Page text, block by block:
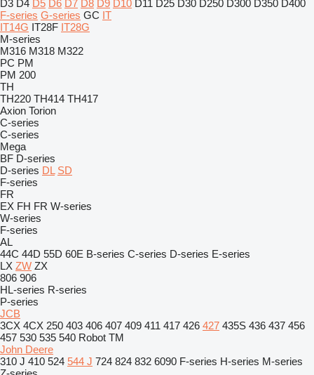
D3 D4 D5 D6 D7 D8 D9 D10 D11 D25 D30 D250 D300 D350 D400
F-series G-series GC IT
IT14G IT28F IT28G
M-series
M316 M318 M322
PC PM
PM 200
TH
TH220 TH414 TH417
Axion Torion
C-series
C-series
Mega
BF D-series
D-series DL SD
F-series
FR
EX FH FR W-series
W-series
F-series
AL
44C 44D 55D 60E B-series C-series D-series E-series
LX ZW ZX
806 906
HL-series R-series
P-series
JCB
3CX 4CX 250 403 406 407 409 411 417 426 427 435S 436 437 456
457 530 535 540 Robot TM
John Deere
310 J 410 524 544 J 724 824 832 6090 F-series H-series M-series